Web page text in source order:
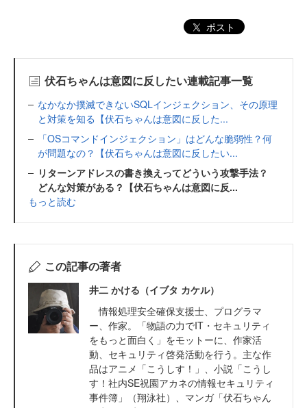
ポスト
伏石ちゃんは意図に反したい連載記事一覧
なかなか撲滅できないSQLインジェクション、その原理
と対策を知る【伏石ちゃんは意図に反した...
「OSコマンドインジェクション」はどんな脆弱性？何
が問題なの？【伏石ちゃんは意図に反したい...
リターンアドレスの書き換えってどういう攻撃手法？
どんな対策がある？【伏石ちゃんは意図に反...
もっと読む
この記事の著者
井二 かける（イブタ カケル）
情報処理安全確保支援士、プログラマ
ー、作家。「物語の力でIT・セキュリティ
をもっと面白く」をモットーに、作家活
動、セキュリティ啓発活動を行う。主な作
品はアニメ「こうしす！」、小説「こうし
す！社内SE祝園アカネの情報セキュリティ
事件簿」（翔泳社）、マンガ「伏石ちゃん